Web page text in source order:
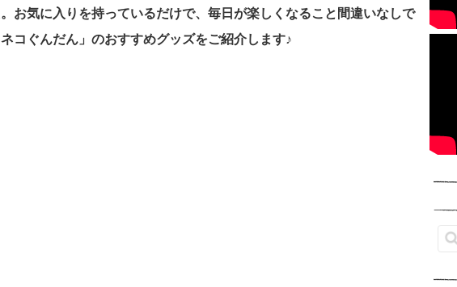
お気に入りを持っているだけで、毎日が楽しくなること間違いなしで
コぐんだん」のおすすめグッズをご紹介します♪